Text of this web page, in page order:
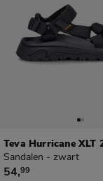
Teva Hurricane XLT
Sandalen - zwart
€ 54,99
54,99